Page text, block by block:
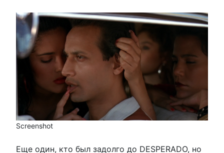
Screenshot
Еще один, кто был задолго до DESPERADO, но